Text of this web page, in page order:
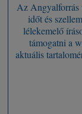
Az Angyalforrás
időt és
lélekemelő
támogatni a
aktuális